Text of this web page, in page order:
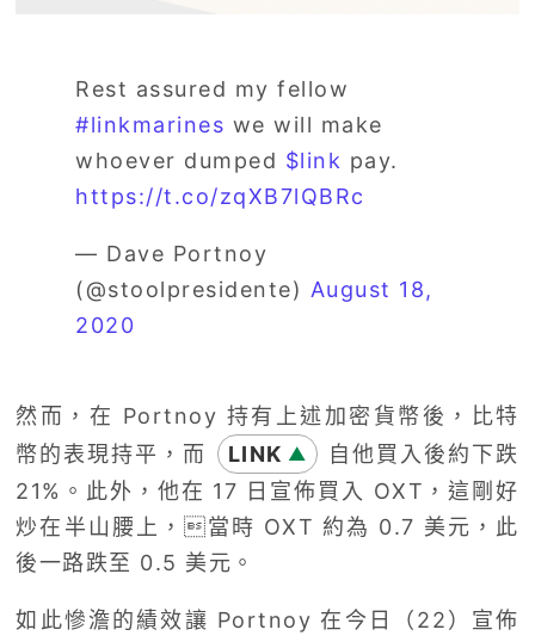
Rest assured my fellow
#linkmarines we will make
whoever dumped $link pay.
https://t.co/zqXB7lQBRc
— Dave Portnoy
(@stoolpresidente) August 18,
2020
然而，在 Portnoy 持有上述加密貨幣後，比特
幣的表現持平，而
LINK ▲
自他買入後約下跌
21%。此外，他在 17 日宣佈買入 OXT，這剛好
炒在半山腰上，當時 OXT 約為 0.7 美元，此
後一路跌至 0.5 美元。
如此慘澹的績效讓 Portnoy 在今日（22）宣佈